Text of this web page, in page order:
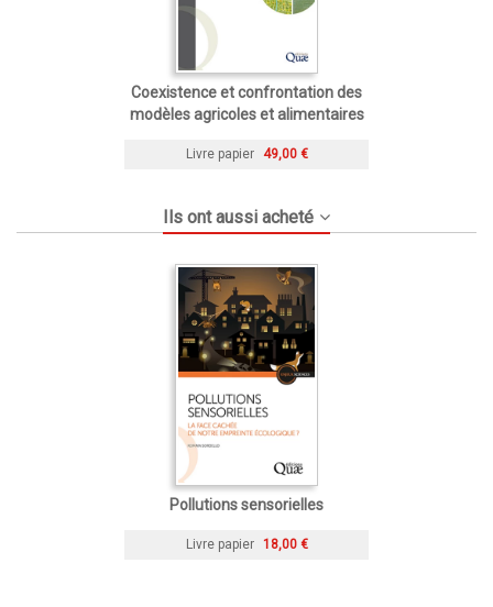
Coexistence et confrontation des
modèles agricoles et alimentaires
Livre papier 49,00 €
Ils ont aussi acheté
Pollutions sensorielles
Livre papier 18,00 €